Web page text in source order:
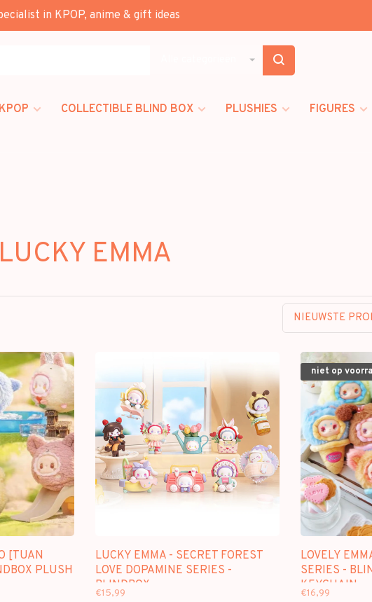
in KPOP, anime & gift ideas
KPOP COLLECTIBLE BLIND BOX PLUSHIES FIGURES
LUCKY EMMA
NIEUWSTE
[TUAN
PLUSH
LUCKY EMMA - SECRET FOREST
LOVE DOPAMINE SERIES -
BLINDBOX
€15,99
niet op
LOVELY
SERIES -
KEYCHAIN
€16,99